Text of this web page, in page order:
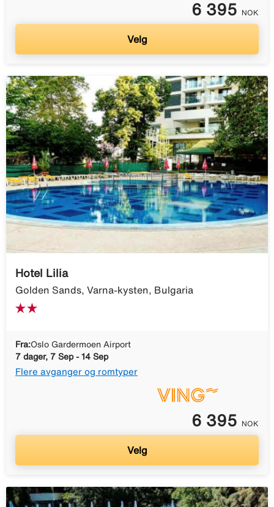
6 395 NOK
Velg
Hotel Lilia
Golden Sands, Varna-kysten, Bulgaria
Fra:Oslo Gardermoen Airport
7 dager, 7 Sep - 14 Sep
Flere avganger og romtyper
6 395 NOK
Velg